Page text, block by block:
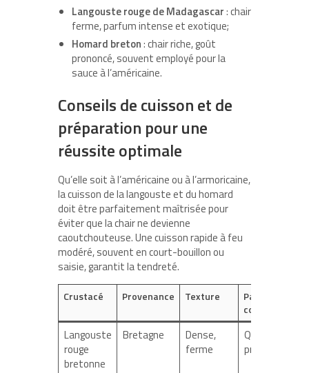
Langouste rouge de Madagascar: chair
ferme, parfum intense et exotique;
Homard breton: chair riche, goût
prononcé, souvent employé pour la
sauce à l’américaine.
Conseils de cuisson et de
préparation pour une
réussite optimale
Qu’elle soit à l’américaine ou à l’armoricaine,
la cuisson de la langouste et du homard
doit être parfaitement maîtrisée pour
éviter que la chair ne devienne
caoutchouteuse. Une cuisson rapide à feu
modéré, souvent en court-bouillon ou
saisie, garantit la tendreté.
Crustacé Provenance Texture
Partie
consommée
Langouste
rouge
bretonne
Bretagne
Dense,
ferme
Queue